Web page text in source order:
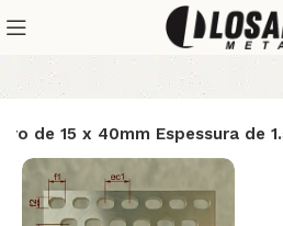
de 15 x 40mm Espessura de